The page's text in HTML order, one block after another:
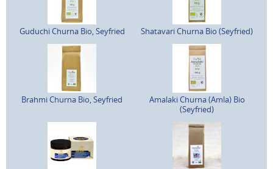
Guduchi Churna Bio, Seyfried Shatavari Churna Bio (Seyfried)
Brahmi Churna Bio, Seyfried
Amalaki Churna (Amla) Bio
(Seyfried)